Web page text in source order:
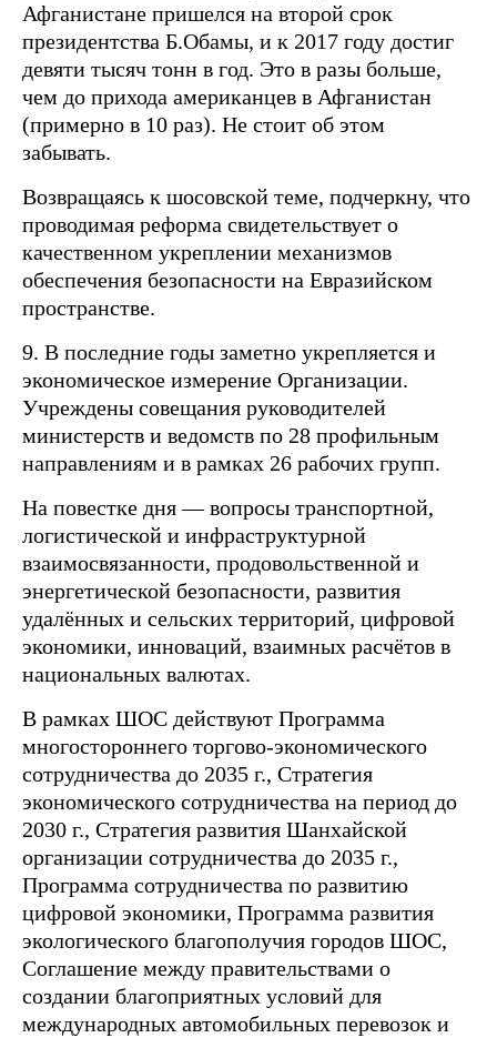
Афганистане пришелся на второй срок
президентства Б.Обамы, и к 2017 году достиг
девяти тысяч тонн в год. Это в разы больше,
чем до прихода американцев в Афганистан
(примерно в 10 раз). Не стоит об этом
забывать.
Возвращаясь к шосовской теме, подчеркну, что
проводимая реформа свидетельствует о
качественном укреплении механизмов
обеспечения безопасности на Евразийском
пространстве.
9. В последние годы заметно укрепляется и
экономическое измерение Организации.
Учреждены совещания руководителей
министерств и ведомств по 28 профильным
направлениям и в рамках 26 рабочих групп.
На повестке дня — вопросы транспортной,
логистической и инфраструктурной
взаимосвязанности, продовольственной и
энергетической безопасности, развития
удалённых и сельских территорий, цифровой
экономики, инноваций, взаимных расчётов в
национальных валютах.
В рамках ШОС действуют Программа
многостороннего торгово-экономического
сотрудничества до 2035 г., Стратегия
экономического сотрудничества на период до
2030 г., Стратегия развития Шанхайской
организации сотрудничества до 2035 г.,
Программа сотрудничества по развитию
цифровой экономики, Программа развития
экологического благополучия городов ШОС,
Соглашение между правительствами о
создании благоприятных условий для
международных автомобильных перевозок и